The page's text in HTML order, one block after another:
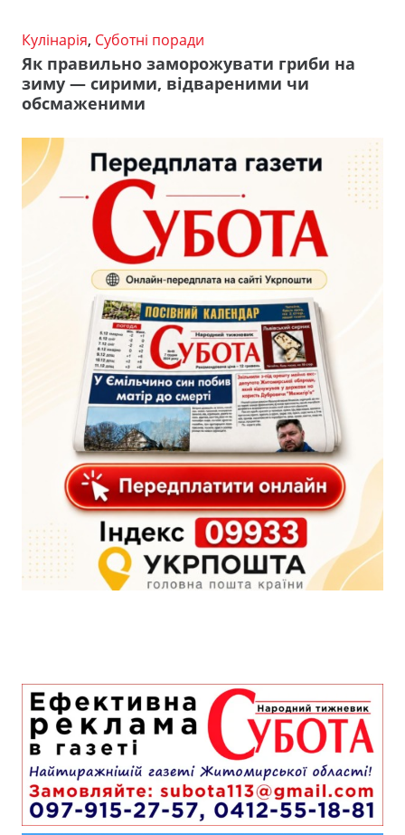
Кулінарія, Суботні поради
Як правильно заморожувати гриби на
зиму — сирими, відвареними чи
обсмаженими